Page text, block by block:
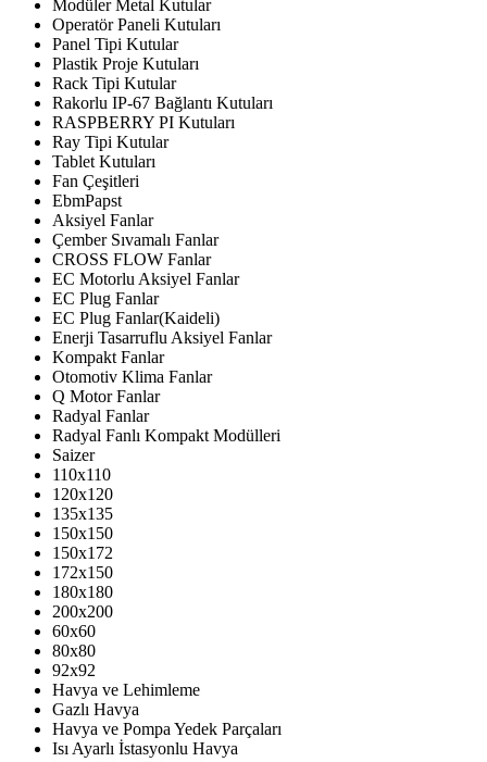
Modüler Metal Kutular
Operatör Paneli Kutuları
Panel Tipi Kutular
Plastik Proje Kutuları
Rack Tipi Kutular
Rakorlu IP-67 Bağlantı Kutuları
RASPBERRY PI Kutuları
Ray Tipi Kutular
Tablet Kutuları
Fan Çeşitleri
EbmPapst
Aksiyel Fanlar
Çember Sıvamalı Fanlar
CROSS FLOW Fanlar
EC Motorlu Aksiyel Fanlar
EC Plug Fanlar
EC Plug Fanlar(Kaideli)
Enerji Tasarruflu Aksiyel Fanlar
Kompakt Fanlar
Otomotiv Klima Fanlar
Q Motor Fanlar
Radyal Fanlar
Radyal Fanlı Kompakt Modülleri
Saizer
110x110
120x120
135x135
150x150
150x172
172x150
180x180
200x200
60x60
80x80
92x92
Havya ve Lehimleme
Gazlı Havya
Havya ve Pompa Yedek Parçaları
Isı Ayarlı İstasyonlu Havya